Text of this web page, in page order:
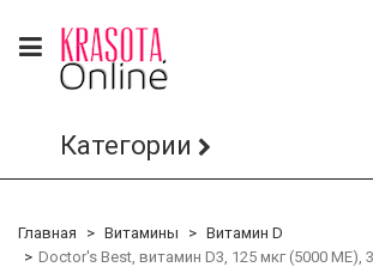
Категории
Главная Витамины
Витамин D
Doctor's Best, витамин D3, 125 мкг (5000 МЕ),